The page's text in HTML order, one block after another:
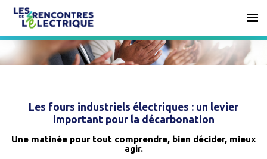
Les fours industriels électriques : un levier
important pour la décarbonation
Une matinée pour tout comprendre, bien décider, mieux
agir.